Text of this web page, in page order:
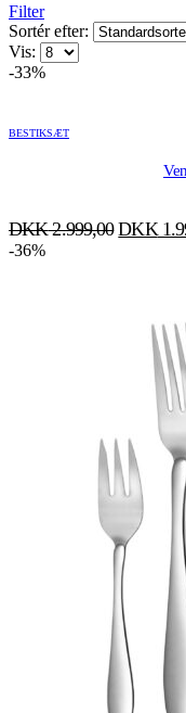
Filter
Sortér efter:
Vis:
-33%
BESTIKSÆT
DKK2.999,00Den
DKK
DKK
-36%